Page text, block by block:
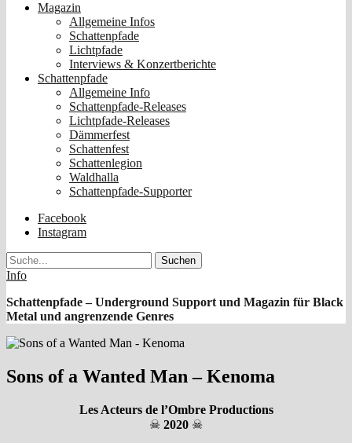
Magazin
Allgemeine Infos
Schattenpfade
Lichtpfade
Interviews & Konzertberichte
Schattenpfade
Allgemeine Info
Schattenpfade-Releases
Lichtpfade-Releases
Dämmerfest
Schattenfest
Schattenlegion
Waldhalla
Schattenpfade-Supporter
Facebook
Instagram
Suche
Info
Schattenpfade – Underground Support und Magazin für Black
Metal und angrenzende Genres
Sons of a Wanted Man – Kenoma
Les Acteurs de l’Ombre Productions
☠ 2020 ☠